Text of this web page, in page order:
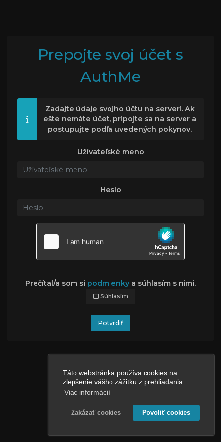
Táto webstránka používa cookies na
zlepšenie vášho zážitku z prehliadania.
Viac informácií
Zakázať cookies Povoliť cookies
Prepojte svoj účet s
AuthMe
Zadajte údaje svojho účtu na serveri. Ak
ešte nemáte účet, pripojte sa na server a
postupujte podľa uvedených pokynov.
Užívateľské meno
Heslo
Prečítal/a som si podmienky a súhlasím s nimi.
Súhlasím
Potvrdiť